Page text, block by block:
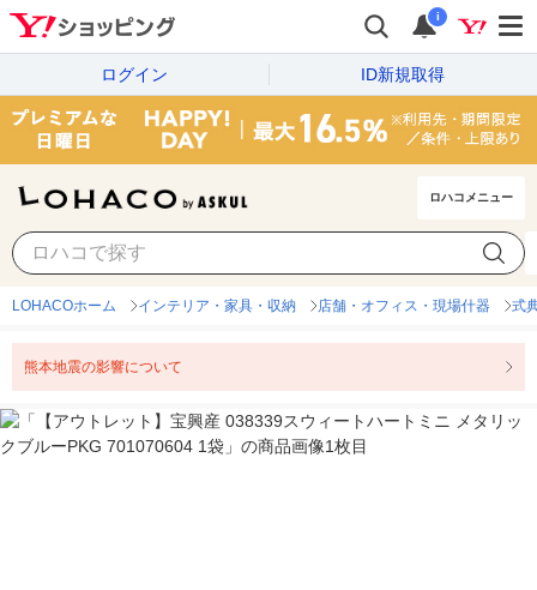
i
ログイン ID新規取得
ロハコメニュー
LOHACOホーム インテリア・家具・収納 店舗・オフィス・現場什器 式
熊本地震の影響について